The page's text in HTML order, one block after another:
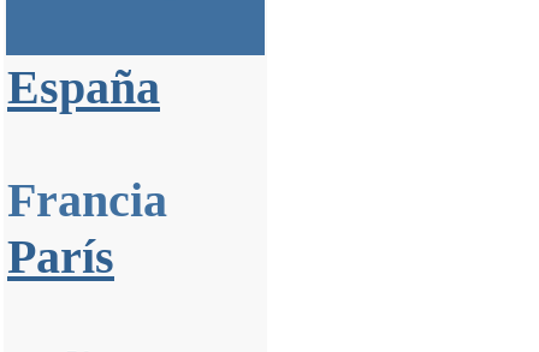
España
Francia
París